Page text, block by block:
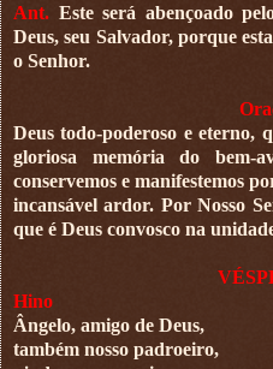
Ant. Este será abençoado
Deus, seu Salvador, porque
o Senhor.
Deus todo-poderoso e eterno,
gloriosa memória do bem-
conservemos e manifestemos
incansável ardor. Por Nosso
que é Deus convosco na
Hino
Ângelo, amigo de Deus,
também nosso padroeiro,